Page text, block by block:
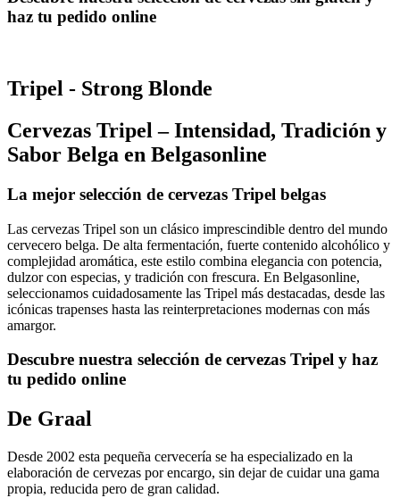
haz tu pedido online
Tripel - Strong Blonde
Cervezas Tripel – Intensidad, Tradición y
Sabor Belga en Belgasonline
La mejor selección de cervezas Tripel belgas
Las cervezas Tripel son un clásico imprescindible dentro del mundo
cervecero belga. De alta fermentación, fuerte contenido alcohólico y
complejidad aromática, este estilo combina elegancia con potencia,
dulzor con especias, y tradición con frescura. En Belgasonline,
seleccionamos cuidadosamente las Tripel más destacadas, desde las
icónicas trapenses hasta las reinterpretaciones modernas con más
amargor.
Descubre nuestra selección de cervezas Tripel y haz
tu pedido online
De Graal
Desde 2002 esta pequeña cervecería se ha especializado en la
elaboración de cervezas por encargo, sin dejar de cuidar una gama
propia, reducida pero de gran calidad.